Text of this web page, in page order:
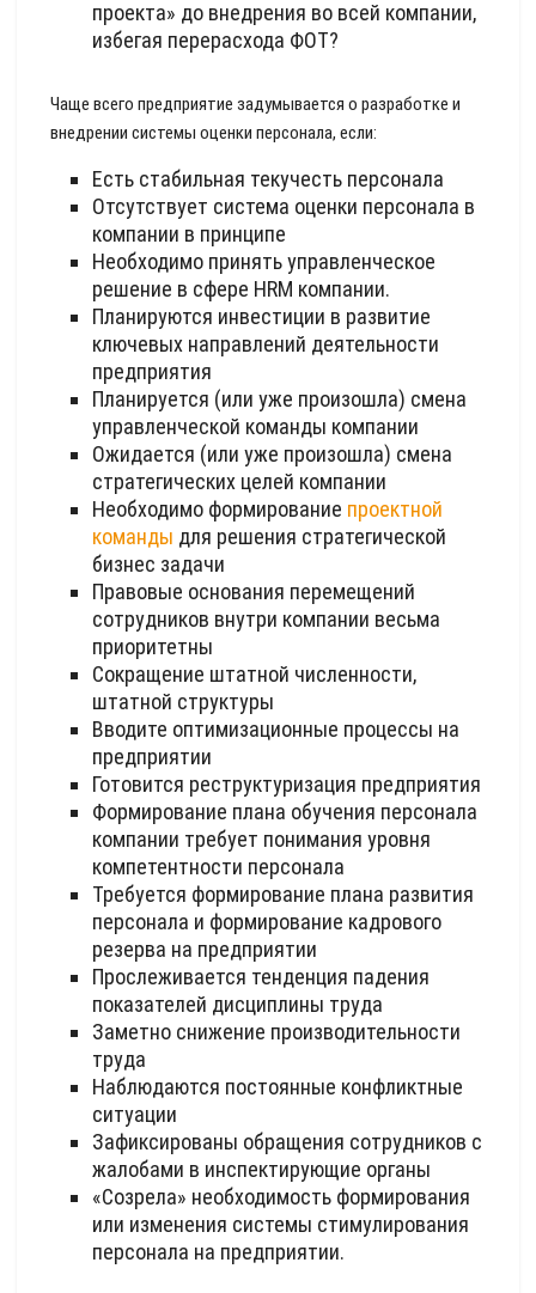
проекта» до внедрения во всей компании,
избегая перерасхода ФОТ?
Чаще всего предприятие задумывается о разработке и
внедрении системы оценки персонала, если:
Есть стабильная текучесть персонала
Отсутствует система оценки персонала в
компании в принципе
Необходимо принять управленческое
решение в сфере HRM компании.
Планируются инвестиции в развитие
ключевых направлений деятельности
предприятия
Планируется (или уже произошла) смена
управленческой команды компании
Ожидается (или уже произошла) смена
стратегических целей компании
Необходимо формирование проектной
команды для решения стратегической
бизнес задачи
Правовые основания перемещений
сотрудников внутри компании весьма
приоритетны
Сокращение штатной численности,
штатной структуры
Вводите оптимизационные процессы на
предприятии
Готовится реструктуризация предприятия
Формирование плана обучения персонала
компании требует понимания уровня
компетентности персонала
Требуется формирование плана развития
персонала и формирование кадрового
резерва на предприятии
Прослеживается тенденция падения
показателей дисциплины труда
Заметно снижение производительности
труда
Наблюдаются постоянные конфликтные
ситуации
Зафиксированы обращения сотрудников с
жалобами в инспектирующие органы
«Созрела» необходимость формирования
или изменения системы стимулирования
персонала на предприятии.